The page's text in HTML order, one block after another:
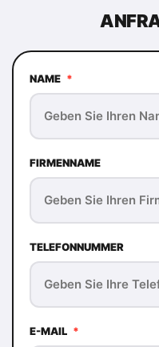
NAME *
FIRMENNAME
TELEFONNUMMER
E-MAIL *